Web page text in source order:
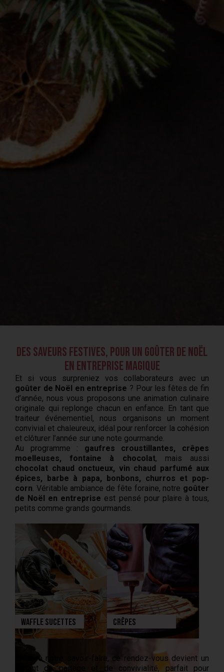
Des saveurs festives, pour un goûter de Noël
en entreprise magique
Et si vous surpreniez vos collaborateurs avec un
goûter de Noël en entreprise ? Pour les fêtes de fin
d’année, nous vous proposons une animation culinaire
originale qui replonge chacun en enfance. En tant que
traiteur événementiel, nous organisons un moment
convivial et chaleureux, idéal pour renforcer la cohésion
et clôturer l’année sur une note gourmande.
Au programme : gaufres croustillantes, crêpes
moelleuses, fontaine à chocolat, mais aussi
chocolat chaud onctueux, vin chaud parfumé aux
épices, barbe à papa, bonbons, churros et pop-
corn. Véritable ambiance de fête foraine, notre goûter
de Noël en entreprise est pensé pour plaire à tous,
petits comme grands gourmands.
Waffle Sucettes Crêpes
Grâce à notre savoir-faire, ce rendez-vous devient un
instant de partage et de convivialité, parfait pour